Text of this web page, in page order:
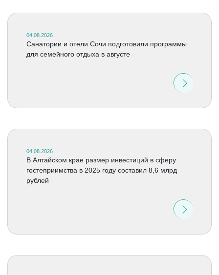
04.08.2026
Санатории и отели Сочи подготовили программы
для семейного отдыха в августе
04.08.2026
В Алтайском крае размер инвестиций в сферу
гостеприимства в 2025 году составил 8,6 млрд
рублей